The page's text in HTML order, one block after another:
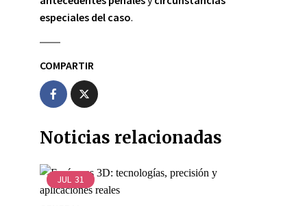
especiales del caso.
COMPARTIR
Noticias relacionadas
JUL 31